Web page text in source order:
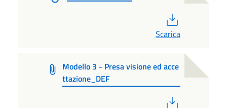
Scarica
Modello 3 - Presa visione ed acce
ttazione_DEF